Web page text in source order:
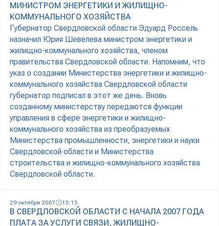
МИНИСТРОМ ЭНЕРГЕТИКИ И ЖИЛИЩНО-
КОММУНАЛЬНОГО ХОЗЯЙСТВА
Губернатор Свердловской области Эдуард Россель
назначил Юрия Шевелева министром энергетики и
жилищно-коммунального хозяйства, членом
правительства Свердловской области. Напомним, что
указ о создании Министерства энергетики и жилищно-
коммунального хозяйства Свердловской области
губернатор подписал в этот же день. Вновь
созданному министерству передаются функции
управления в сфере энергетики и жилищно-
коммунального хозяйства из преобразуемых
Министерства промышленности, энергетики и науки
Свердловской области и Министерства
строительства и жилищно-коммунального хозяйства
Свердловской области.
29 октября 2007 15:15
В СВЕРДЛОВСКОЙ ОБЛАСТИ С НАЧАЛА 2007 ГОДА
ПЛАТА ЗА УСЛУГИ СВЯЗИ, ЖИЛИЩНО-